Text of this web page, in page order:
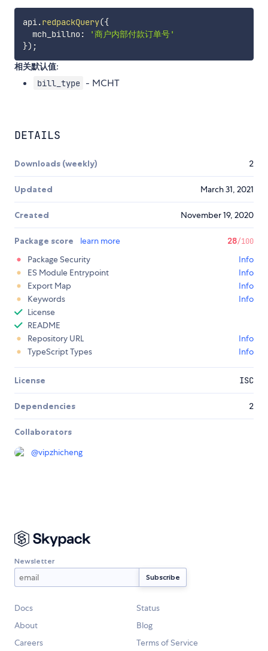
api.redpackQuery({
  mch_billno
:
'商户内部付款订单号'
}) ;
相关默认值:
bill_type - MCHT
DETAILS
Downloads (weekly) 2
Updated March 31, 2021
Created November 19, 2020
Package score learn more 28/100
Package Security
Info
ES Module Entrypoint
Info
Export Map
Info
Keywords
Info
License
README
Repository URL
Info
TypeScript Types
Info
License ISC
Dependencies 2
Collaborators
@vipzhicheng
Newsletter
Docs
Status
About
Blog
Careers
Terms of Service